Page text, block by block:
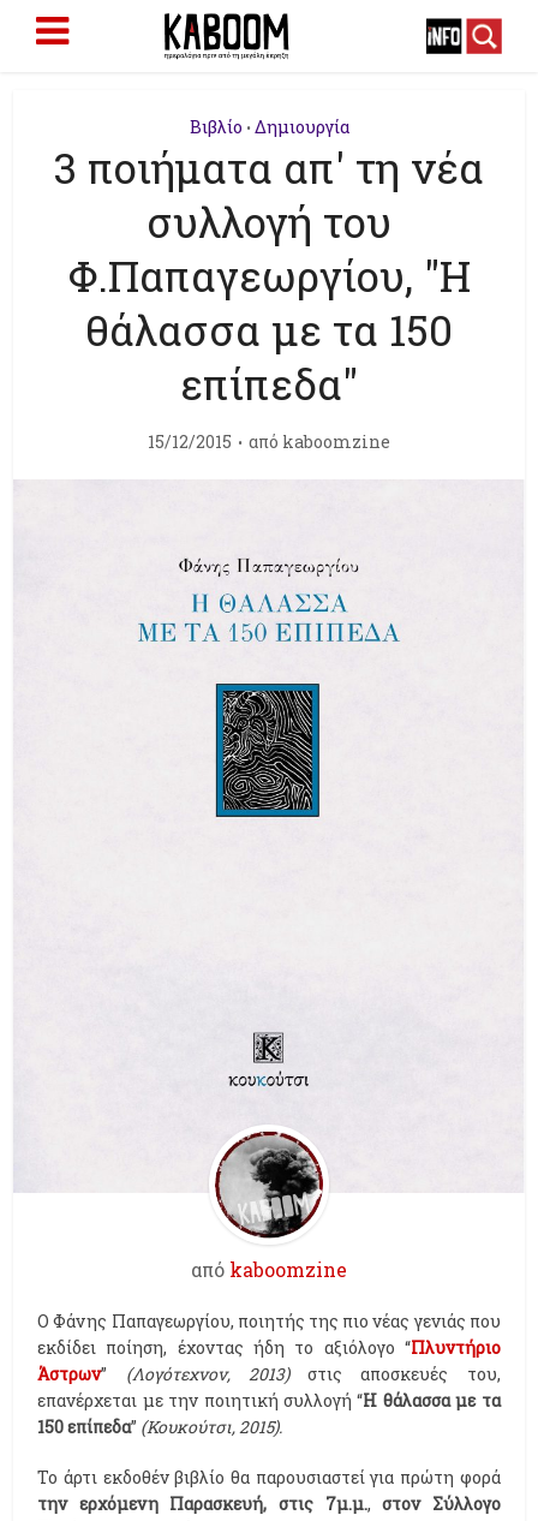
Βιβλίο • Δημιουργία
3 ποιήματα απ' τη νέα
συλλογή του
Φ.Παπαγεωργίου, "Η
θάλασσα με τα 150
επίπεδα"
15/12/2015 από kaboomzine
από kaboomzine
O Φάνης Παπαγεωργίου, ποιητής της πιο νέας γενιάς που
εκδίδει ποίηση, έχοντας ήδη το αξιόλογο “Πλυντήριο
Άστρων” (Λογότεχνον, 2013)στις αποσκευές του,
επανέρχεται με την ποιητική συλλογή “Η θάλασσα με τα
150 επίπεδα” (Κουκούτσι, 2015).
Το άρτι εκδοθέν βιβλίο θα παρουσιαστεί για πρώτη φορά
την ερχόμενη Παρασκευή, στις 7μ.μ.,στον Σύλλογο